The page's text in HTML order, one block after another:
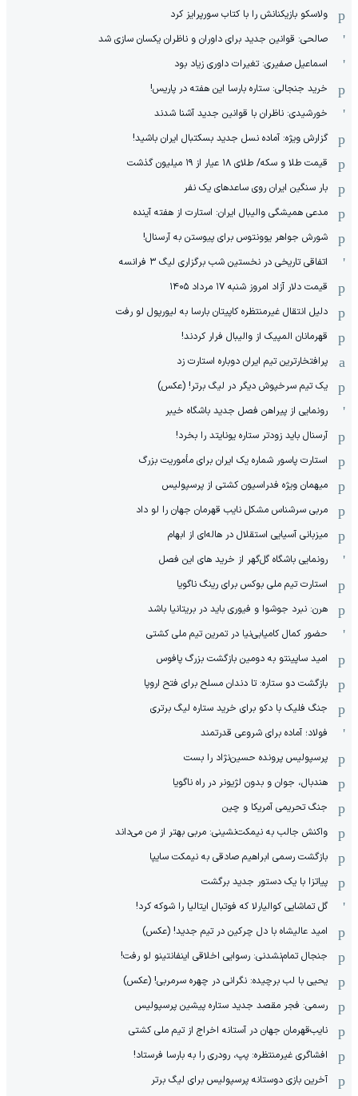
ولاسکو بازیکنانش را با کتاب سورپرایز کرد
صالحی: قوانین جدید برای داوران و ناظران یکسان سازی شد
اسماعیل صفیری: تغیرات داوری زیاد بود
خرید جنجالی: ستاره بارسا این هفته در پاریس!
خورشیدی: ناظران با قوانین جدید آشنا شدند
گزارش ویژه‌: آماده نسل جدید بسکتبال ایران باشید!
قیمت طلا و سکه/ طلای ۱۸ عیار از ۱۹ میلیون گذشت
بار سنگین ایران روی ساعدهای یک نفر
مدعی همیشگی والیبال ایران: استارت از هفته آینده
شورش جواهر یوونتوس برای پیوستن به آرسنال!
اتفاقی تاریخی در نخستین شب برگزاری لیگ ۳ فرانسه
قیمت دلار آزاد امروز شنبه ۱۷ مرداد ۱۴۰۵
دلیل انتقال غیرمنتظره کاپیتان بارسا به لیورپول لو رفت
قهرمانان المپیک از والیبال فرار کردند!
پرافتخارترین تیم ایران دوباره استارت زد
یک تیم سرخپوش دیگر در لیگ برتر! (عکس)
رونمایی از پیراهن فصل جدید باشگاه خیبر
آرسنال باید زودتر ستاره یونایتد را بخرد!
استارت پاسور شماره یک ایران برای مأموریت بزرگ
میهمان ویژه فدراسیون کشتی از پرسپولیس
مربی سرشناس مشکل نایب قهرمان جهان را لو داد
میزبانی آسیایی استقلال در هاله‌ای از ابهام
رونمایی باشگاه گل‌گهر از خرید های این فصل
استارت تیم ملی بوکس برای رینگ ناگویا
هرن: نبرد جوشوا و فیوری باید در بریتانیا باشد
حضور کمال کامیابی‌نیا در تمرین تیم ملی کشتی
امید ساپینتو به دومین بازگشت بزرگ پافوس
بازگشت دو ستاره: تا دندان مسلح برای فتح اروپا
جنگ فلیک با دکو برای خرید ستاره لیگ برتری
فولاد؛ آماده برای شروعی قدرتمند
پرسپولیس پرونده حسین‌نژاد را بست
هندبال، جوان و بدون لژیونر در راه ناگویا
جنگ تحریمی آمریکا و چین
واکنش جالب به نیمکت‌نشینی: مربی بهتر از من می‌داند
بازگشت رسمی ابراهیم صادقی به نیمکت سایپا
پیاتزا با یک دستور جدید برگشت
گل تماشایی کوالیارلا که فوتبال ایتالیا را شوکه کرد!
امید عالیشاه با دل چرکین در تیم جدید! (عکس)
جنجال تمام‌نشدنی:‌ رسوایی اخلاقی اینفانتینو لو رفت!
یحیی با لب برچیده: نگرانی در چهره سرمربی! (عکس)
رسمی: فجر مقصد جدید ستاره پیشین پرسپولیس
نایب‌قهرمان جهان در آستانه اخراج از تیم ملی کشتی
افشاگری غیرمنتظره: پپ، رودری را به بارسا فرستاد!
آخرین بازی دوستانه پرسپولیس برای لیگ برتر